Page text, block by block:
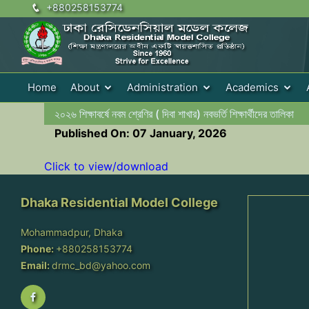
+880258153774
Home About Administration Academics
২০২৬ শিক্ষাবর্ষে নবম শ্রেণির ( দিবা শাখার) নবভর্তি শিক্ষার্থীদের তালিকা
Published On: 07 January, 2026
Click to view/download
Dhaka Residential Model College
Mohammadpur, Dhaka
Phone: +880258153774
Email: drmc_bd@yahoo.com